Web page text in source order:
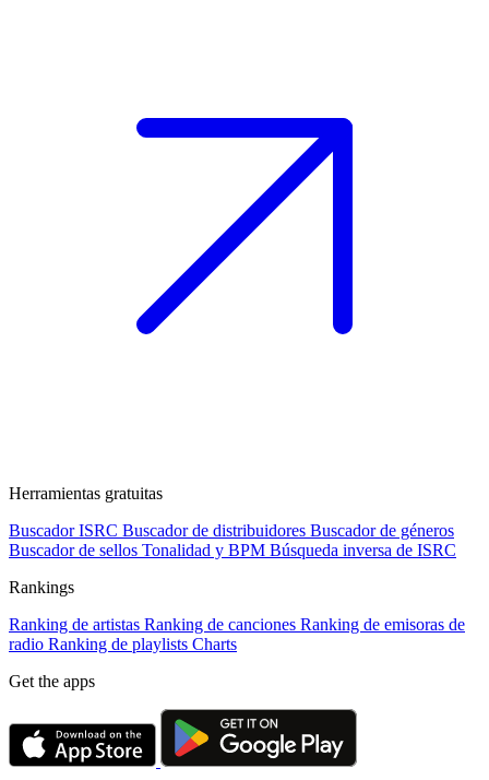
Herramientas gratuitas
Buscador ISRC Buscador de distribuidores Buscador de géneros
Buscador de sellos Tonalidad y BPM Búsqueda inversa de ISRC
Rankings
Ranking de artistas Ranking de canciones Ranking de emisoras de
radio Ranking de playlists Charts
Get the apps